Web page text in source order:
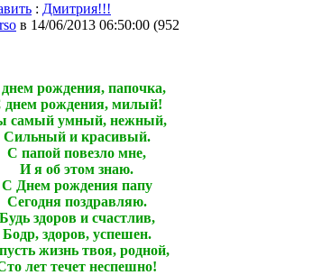
: Дмитрия!!!
в 14/06/2013 06:50:00 (952
рождения, папочка,
днем рождения, милый!
самый умный, нежный,
Сильный и красивый.
С папой повезло мне,
И я об этом знаю.
С Днем рождения папу
Сегодня поздравляю.
Будь здоров и счастлив,
Бодр, здоров, успешен.
жизнь твоя, родной,
лет течет неспешно!